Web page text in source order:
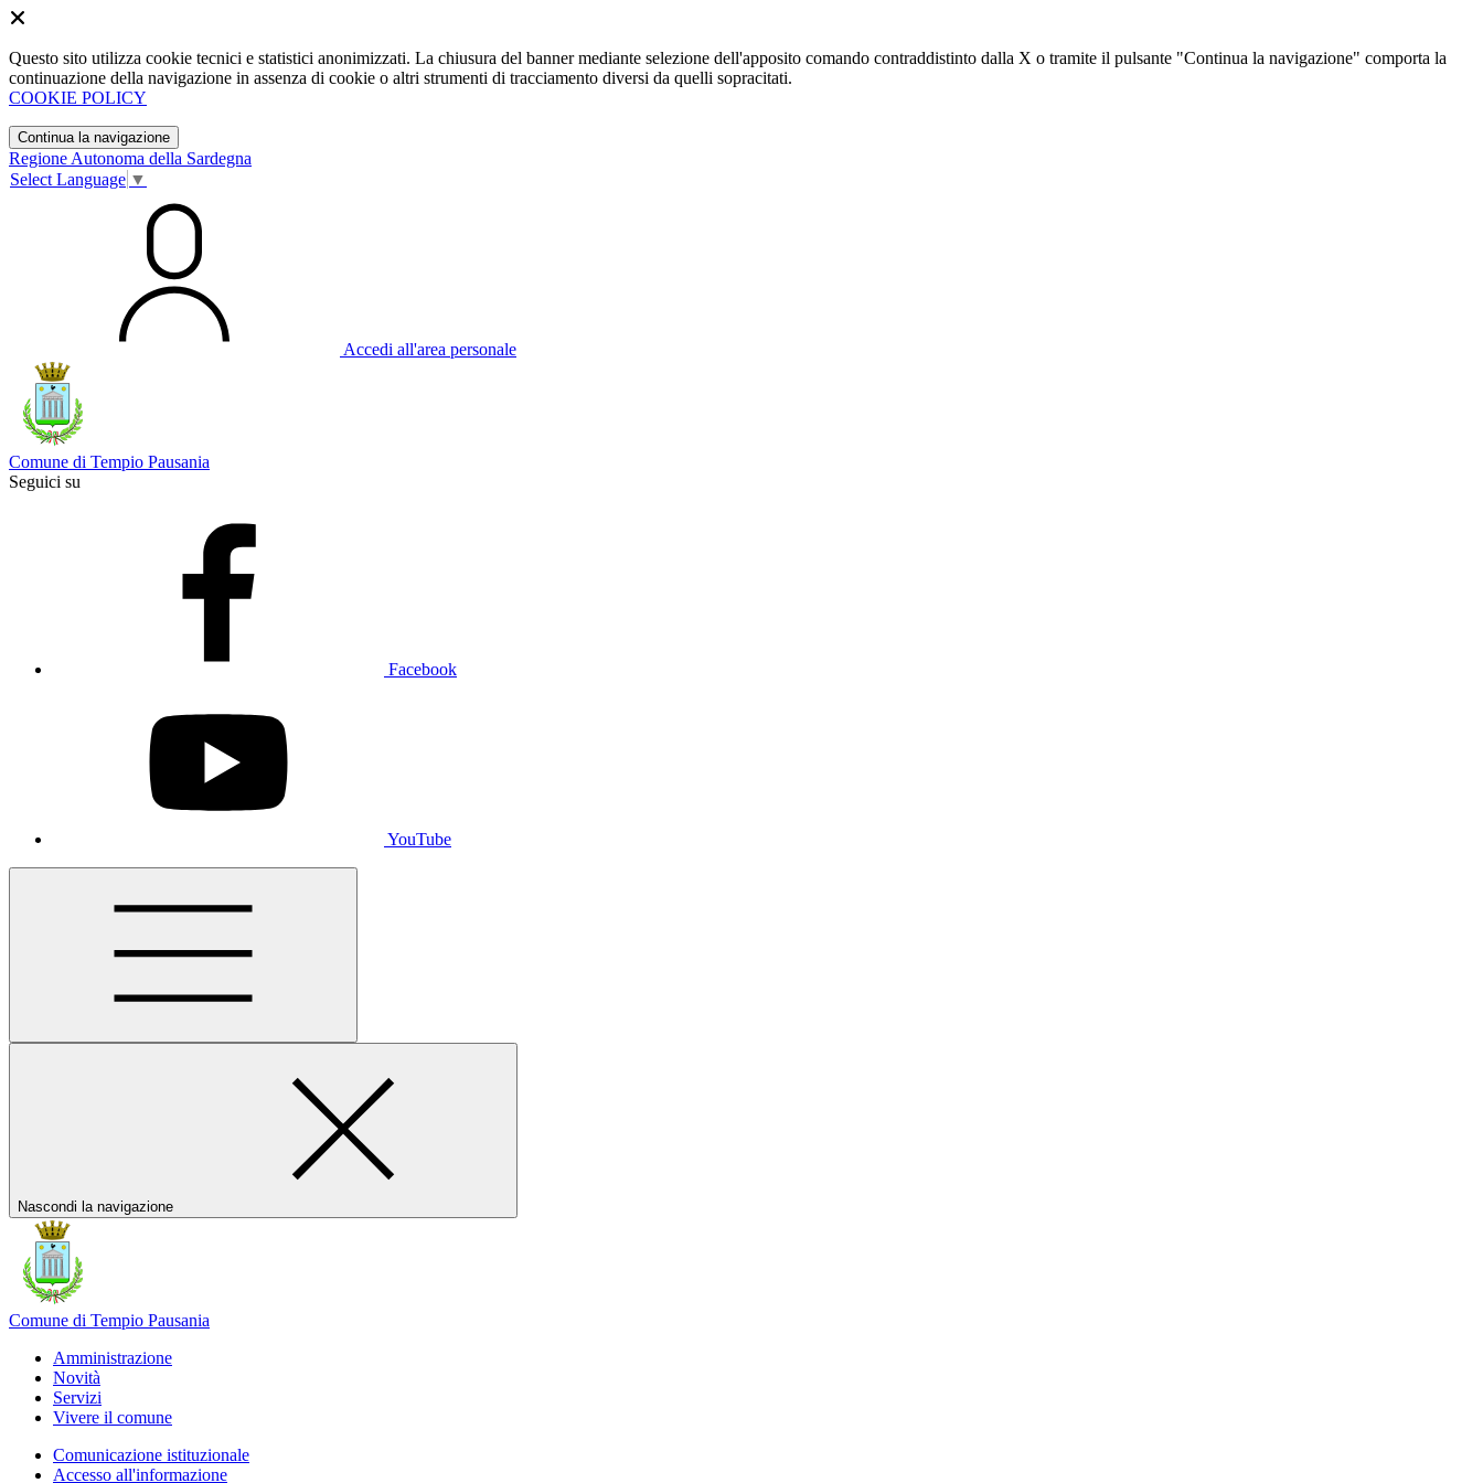
Questo sito utilizza cookie tecnici e statistici anonimizzati. La chiusura del banner mediante selezione dell'apposito comando contraddistinto dalla X o tramite il pulsante "Continua la navigazione" comporta la
continuazione della navigazione in assenza di cookie o altri strumenti di tracciamento diversi da quelli sopracitati.
COOKIE POLICY
Continua la navigazione
Regione Autonoma della Sardegna
Select Language ▼
Accedi all'area personale
Comune di Tempio Pausania
Seguici su
Facebook
YouTube
Nascondi la navigazione
Comune di Tempio Pausania
Amministrazione
Novità
Servizi
Vivere il comune
Comunicazione istituzionale
Accesso all'informazione